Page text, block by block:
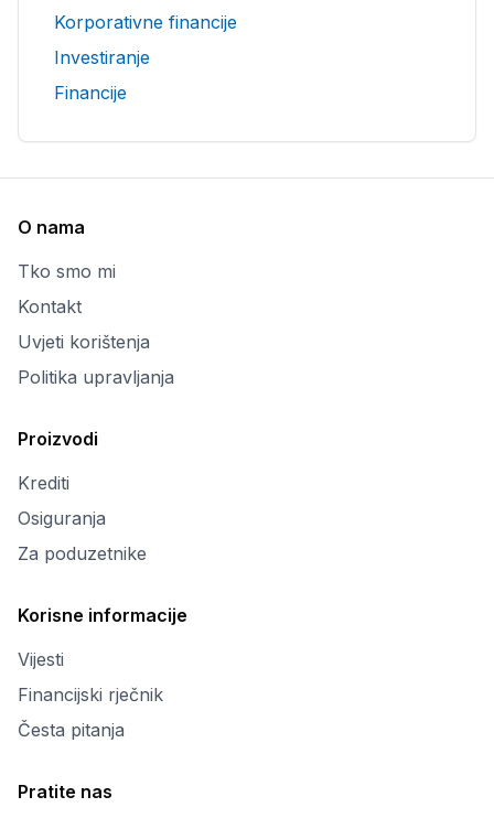
Korporativne financije
Investiranje
Financije
O nama
Tko smo mi
Kontakt
Uvjeti korištenja
Politika upravljanja
Proizvodi
Krediti
Osiguranja
Za poduzetnike
Korisne informacije
Vijesti
Financijski rječnik
Česta pitanja
Pratite nas